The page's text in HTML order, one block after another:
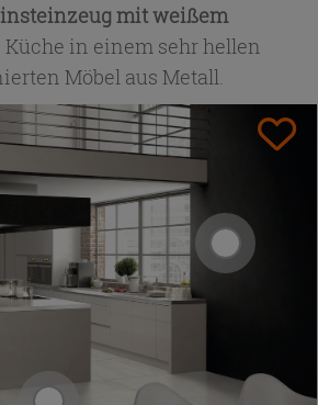
mit weißem
Küche in einem sehr hellen
Möbel aus Metall.